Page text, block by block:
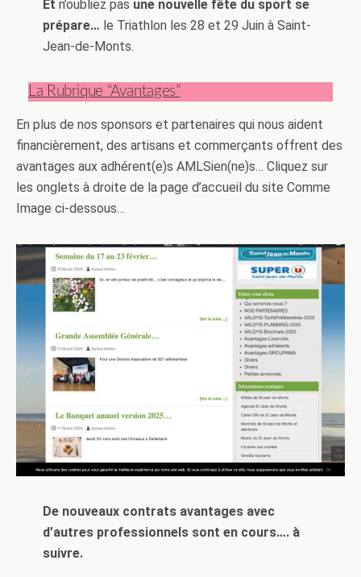
Et n’oubliez pas une nouvelle fête du sport se
prépare… le Triathlon les 28 et 29 Juin à Saint-
Jean-de-Monts.
La Rubrique “Avantages”
En plus de nos sponsors et partenaires qui nous aident
financièrement, des artisans et commerçants offrent des
avantages aux adhérent(e)s AMLSien(ne)s… Cliquez sur
les onglets à droite de la page d’accueil du site Comme
Image ci-dessous…
De nouveaux contrats avantages avec
d’autres professionnels sont en cours…. à
suivre.